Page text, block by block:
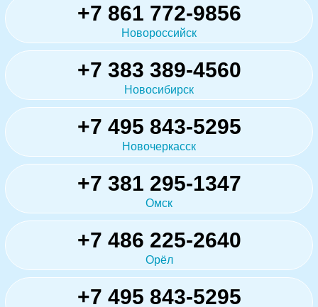
+7 861 772-9856
Новороссийск
+7 383 389-4560
Новосибирск
+7 495 843-5295
Новочеркасск
+7 381 295-1347
Омск
+7 486 225-2640
Орёл
+7 495 843-5295